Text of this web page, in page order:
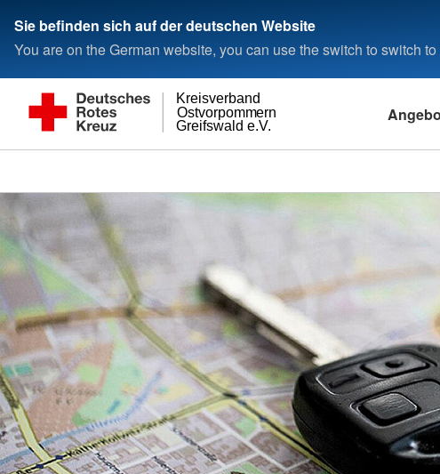
Sie befinden sich auf der deutschen Website
You are on the German website, you can use the switch to switch
Greifswald e.V.
Ostvorpommern
Kreisverband